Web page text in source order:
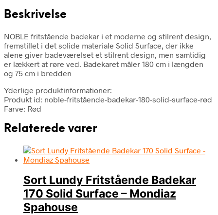
Beskrivelse
NOBLE fritstående badekar i et moderne og stilrent design,
fremstillet i det solide materiale Solid Surface, der ikke
alene giver badeværelset et stilrent design, men samtidig
er lækkert at røre ved. Badekaret måler 180 cm i længden
og 75 cm i bredden
Yderlige produktinformationer:
Produkt id: noble-fritstående-badekar-180-solid-surface-rød
Farve: Rød
Relaterede varer
Sort Lundy Fritstående Badekar
170 Solid Surface – Mondiaz
Spahouse